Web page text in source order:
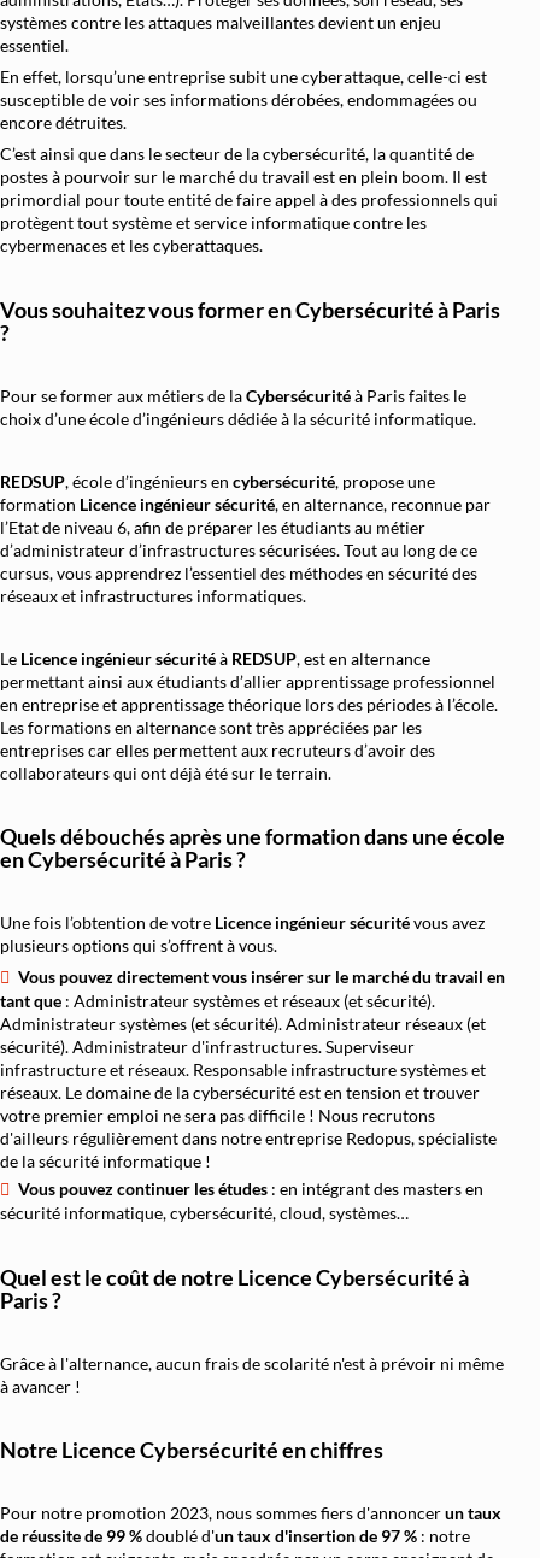
Architecture et Sécurité Cloud
Migration et Gestion Infrastructure Cloud
Conteneurisation Docker et Kubernetes
Intégration Continue et Déploiement Continu
Infrastructure as Code avec Terraform et
Automatisation Réseau avec Python
Supervision et Observabilité Réseau
systèmes contre les attaques malveillantes devient un enjeu
essentiel.
En effet, lorsqu’une entreprise subit une cyberattaque, celle-ci est
susceptible de voir ses informations dérobées, endommagées ou
encore détruites.
C’est ainsi que dans le secteur de la cybersécurité, la quantité de
postes à pourvoir sur le marché du travail est en plein boom. Il est
primordial pour toute entité de faire appel à des professionnels qui
protègent tout système et service informatique contre les
cybermenaces et les cyberattaques.
Vous souhaitez vous former enCybersécurité à Paris
?
Pour se former aux métiers de laCybersécuritéà Paris faites le
choix d’une école d’ingénieurs dédiée à la sécurité informatique.
REDSUP, école d’ingénieurs en cybersécurité, propose une
formation Licence ingénieur sécurité, en alternance, reconnue par
l’Etat de niveau 6, afin de préparer les étudiants au métier
d’administrateur d’infrastructures sécurisées. Tout au long de ce
cursus, vous apprendrez l’essentiel des méthodes en sécurité des
réseaux et infrastructures informatiques.
Le Licence ingénieur sécuritéà REDSUP, est en alternance
permettant ainsi aux étudiants d’allier apprentissage professionnel
en entreprise et apprentissage théorique lors des périodes à l’école.
Les formations en alternance sont très appréciées par les
entreprises car elles permettent aux recruteurs d’avoir des
collaborateurs qui ont déjà été sur le terrain.
Quels débouchés après une formation dans une école
en Cybersécurité à Paris ?
Une fois l’obtention de votre Licence ingénieur sécuritévous avez
plusieurs options qui s’offrent à vous.
Vous pouvez directement vous insérer sur le marché du travail en
tant que : Administrateur systèmes et réseaux (et sécurité).
Administrateur systèmes (et sécurité). Administrateur réseaux (et
sécurité). Administrateur d'infrastructures. Superviseur
infrastructure et réseaux. Responsable infrastructure systèmes et
réseaux. Le domaine de la cybersécurité est en tension et trouver
votre premier emploi ne sera pas difficile ! Nous recrutons
d'ailleurs régulièrement dans notre entreprise Redopus, spécialiste
de la sécurité informatique !
Vous pouvez continuer les études : en intégrant des masters en
sécurité informatique, cybersécurité, cloud, systèmes…
Quel est le coût de notre Licence Cybersécurité à
Paris ?
Grâce à l'alternance, aucun frais de scolarité n'est à prévoir ni même
à avancer !
Notre Licence Cybersécurité en chiffres
Pour notre promotion 2023, nous sommes fiers d'annoncerun taux
de réussite de 99 %doublé d'untaux d'insertion de 97 % : notre